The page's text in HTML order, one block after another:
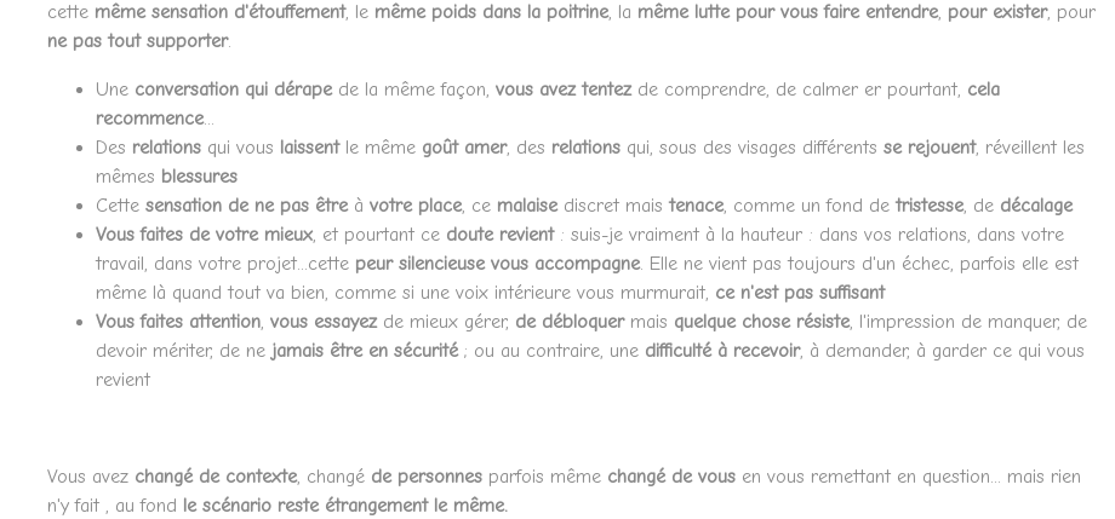
cette même sensation d'étouffement, le même poids dans la poitrine, la même lutte pour vous faire entendre, pour exister, pour
ne pas tout supporter.
Une conversation qui dérapede la même façon, vous avez tentezde comprendre, de calmer er pourtant, cela
recommence...
Des relationsqui vous laissentle même goût amer, des relationsqui, sous des visages différents se rejouent, réveillent les
mêmes blessures
Cettesensation de ne pas êtreà votre place, ce malaisediscret mais tenace, comme un fond de tristesse, dedécalage
Vous faites de votre mieux, et pourtant ce doute revient: suis-je vraiment à la hauteur : dans vos relations, dans votre
travail, dans votre projet...cette peur silencieuse vous accompagne. Elle ne vient pas toujours d'un échec, parfois elle est
même là quand tout va bien, comme si une voix intérieure vous murmurait, ce n'est pas suffisant
Vous faites attention, vous essayez de mieux gérer, de débloquermais quelque chose résiste, l'impression de manquer, de
devoir mériter, de ne jamais être en sécurité; ou au contraire, une difficulté à recevoir, à demander, à garder ce qui vous
revient
Vous avez changé de contexte, changéde personnesparfois même changé de vous en vous remettant en question... mais rien
n'y fait , au fond le scénario reste étrangement le même.